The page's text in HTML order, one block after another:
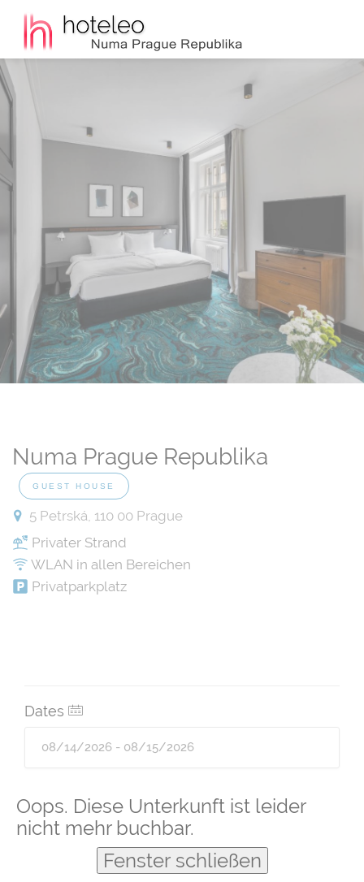
Oops. Diese Unterkunft ist leider
nicht mehr buchbar.
Fenster schließen
Numa Prague Republika
GUEST HOUSE
5 Petrská, 110 00 Prague
Privater Strand
WLAN in allen Bereichen
Privatparkplatz
Dates